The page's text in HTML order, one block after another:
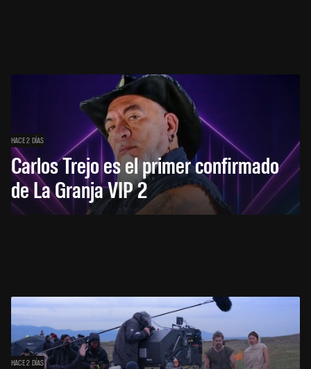
HACE 2 DÍAS
Carlos Trejo es el primer confirmado
de La Granja VIP 2
HACE 2 DÍAS